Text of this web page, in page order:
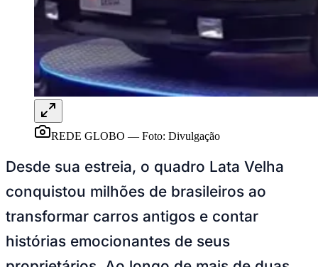
Bragantino
REDE GLOBO — Foto: Divulgação
Desde sua estreia, o quadro Lata Velha
conquistou milhões de brasileiros ao
transformar carros antigos e contar
histórias emocionantes de seus